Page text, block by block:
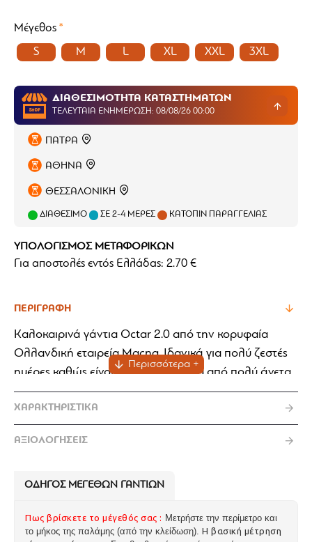
Μέγεθος
S
M L XL XXL 3XL
ΔΙΑΘΕΣΙΜΟΤΗΤΑ ΚΑΤΑΣΤΗΜΑΤΩΝ
ΤΕΛΕΥΤΑΊΑ ΕΝΗΜΈΡΩΣΗ: 08/08/26 00:00
ΠΑΤΡΑ
ΑΘΗΝΑ
ΘΕΣΣΑΛΟΝΙΚΗ
ΔΙΑΘΈΣΙΜΟ ΣΕ 2-4 ΜΈΡΕΣ ΚΑΤΌΠΙΝ ΠΑΡΑΓΓΕΛΊΑΣ
ΥΠΟΛΟΓΙΣΜΟΣ ΜΕΤΑΦΟΡΙΚΩΝ
Για αποστολές εντός Ελλάδας: 2.70 €
ΠΕΡΙΓΡΑΦΉ
Καλοκαιρινά γάντια Octar 2.0 από την κορυφαία
Ολλανδική εταιρεία Macna. Ιδανικά για πολύ ζεστές
ημέρες καθώς είναι κατασκευασμένα από πολύ άνετα
υλικά όπως spandex, nuckbuck και neoprene. Η
τεχνοτροπία Ergothumb με την οποία ο δείκτης και ο
αντίχειρας έχουν φτιαχτεί από ένα ενιαίο κομμάτι
υφάσματος θα απογειώσουν την επαφή με το grip. Το
περιοχή της παλάμης, αυξανει σημαντικά τα επίπεδα
δελεαστική τιμή.
ΧΑΡΑΚΤΗΡΙΣΤΙΚΆ
ΑΞΙΟΛΟΓΗΣΕΙΣ
ΟΔΗΓΌΣ ΜΕΓΕΘΩΝ ΓΑΝΤΙΏΝ
Πως βρίσκετε το μέγεθός σας : Μετρήστε την περίμετρο και
το μήκος της παλάμης (από την κλείδωση). Η βασική μέτρηση